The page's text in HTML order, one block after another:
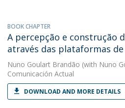
BOOK CHAPTER
A percepção e construção
através das plataformas
Nuno Goulart Brandão (with Nuno
Comunicación Actual
DOWNLOAD AND MORE DETAILS